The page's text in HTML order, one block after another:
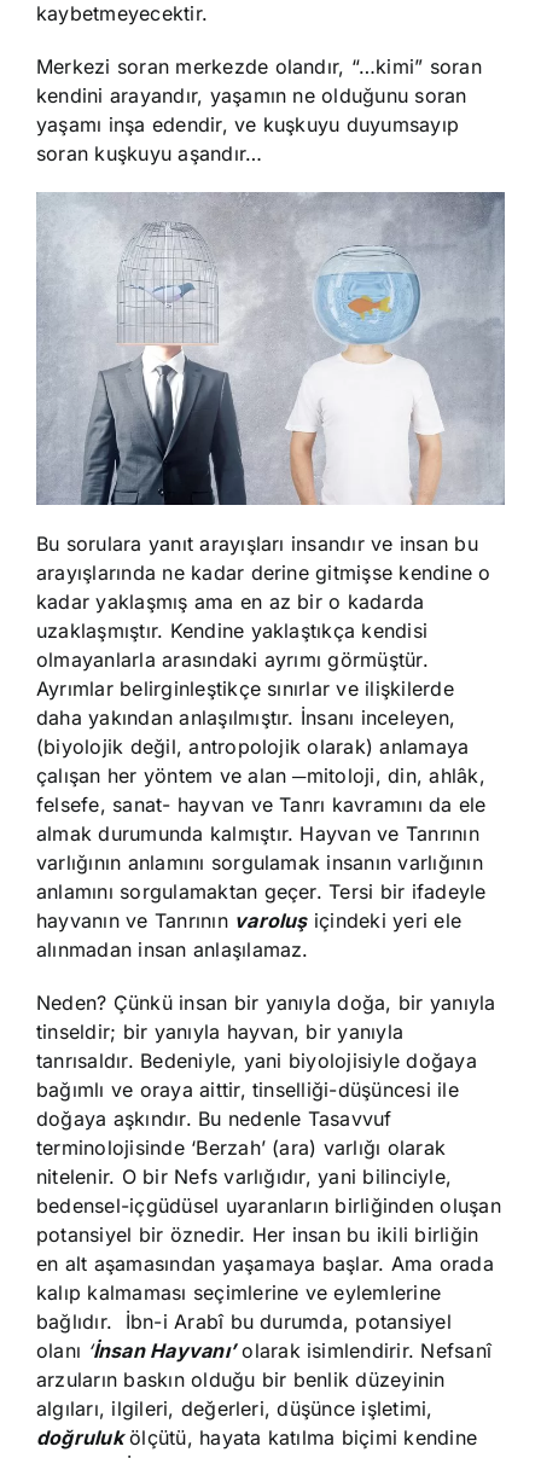
kaybetmeyecektir.
Merkezi soran merkezde olandır, “…kimi” soran
kendini arayandır, yaşamın ne olduğunu soran
yaşamı inşa edendir, ve kuşkuyu duyumsayıp
soran kuşkuyu aşandır…
Bu sorulara yanıt arayışları insandır ve insan bu
arayışlarında ne kadar derine gitmişse kendine o
kadar yaklaşmış ama en az bir o kadarda
uzaklaşmıştır. Kendine yaklaştıkça kendisi
olmayanlarla arasındaki ayrımı görmüştür.
Ayrımlar belirginleştikçe sınırlar ve ilişkilerde
daha yakından anlaşılmıştır. İnsanı inceleyen,
(biyolojik değil, antropolojik olarak) anlamaya
çalışan her yöntem ve alan─mitoloji, din, ahlâk,
felsefe, sanat- hayvan ve Tanrı kavramını da ele
almak durumunda kalmıştır. Hayvan ve Tanrının
varlığının anlamını sorgulamak insanın varlığının
anlamını sorgulamaktan geçer. Tersi bir ifadeyle
hayvanın ve Tanrının varoluşiçindeki yeri ele
alınmadan insan anlaşılamaz.
Neden? Çünkü insan bir yanıyla doğa, bir yanıyla
tinseldir; bir yanıyla hayvan, bir yanıyla
tanrısaldır. Bedeniyle, yani biyolojisiyle doğaya
bağımlı ve oraya aittir, tinselliği-düşüncesi ile
doğaya aşkındır. Bu nedenle Tasavvuf
terminolojisinde ‘Berzah’ (ara) varlığı olarak
nitelenir. O bir Nefs varlığıdır, yani bilinciyle,
bedensel-içgüdüsel uyaranların birliğinden oluşan
potansiyel bir öznedir. Her insan bu ikili birliğin
en alt aşamasından yaşamaya başlar. Ama orada
kalıp kalmaması seçimlerine ve eylemlerine
bağlıdır. İbn-i Arabî bu durumda, potansiyel
olanı ‘İnsan Hayvanı’olarak isimlendirir. Nefsanî
arzuların baskın olduğu bir benlik düzeyinin
algıları, ilgileri, değerleri, düşünce işletimi,
doğrulukölçütü, hayata katılma biçimi kendine